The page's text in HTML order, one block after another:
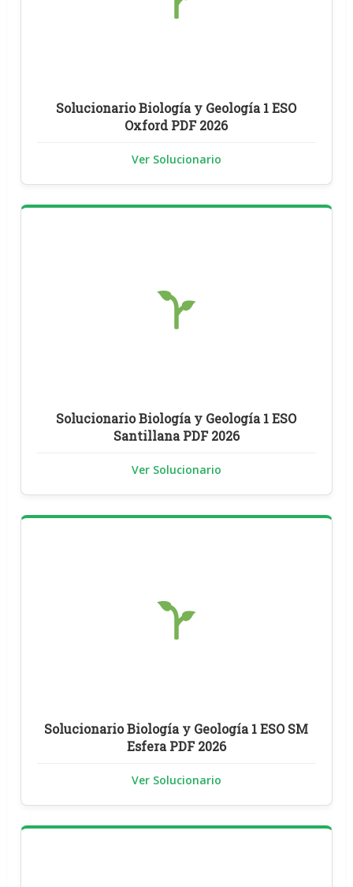
Solucionario Biología y Geología 1 ESO
Oxford PDF 2026
Ver Solucionario
Solucionario Biología y Geología 1 ESO
Santillana PDF 2026
Ver Solucionario
Solucionario Biología y Geología 1 ESO SM
Esfera PDF 2026
Ver Solucionario